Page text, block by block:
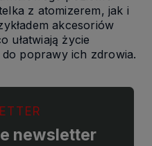
z atomizerem, jak i
akcesoriów
ułatwiają życie
poprawy ich zdrowia.
newsletter